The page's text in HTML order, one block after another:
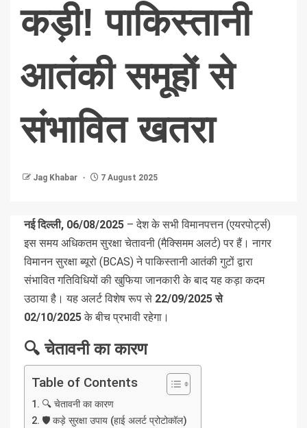
कड़ी! पाकिस्तानी
आतंकी समूहों से
संभावित खतरा
Jag Khabar 7 August 2025
नई दिल्ली, 06/08/2025 – देश के सभी विमानपत्तन (एयरपोर्ट्स)
इस समय अधिकतम सुरक्षा चेतावनी (मैक्सिमम अलर्ट) पर हैं। नागर
विमानन सुरक्षा ब्यूरो (BCAS) ने पाकिस्तानी आतंकी गुटों द्वारा
संभावित गतिविधियों की खुफिया जानकारी के बाद यह कड़ा कदम
उठाया है। यह अलर्ट विशेष रूप से 22/09/2025 से
02/10/2025के बीच प्रभावी रहेगा।
🔍 चेतावनी का कारण
Table of Contents
🔍 चेतावनी का कारण
🛡️ कड़े सुरक्षा उपाय (हाई अलर्ट प्रोटोकॉल)